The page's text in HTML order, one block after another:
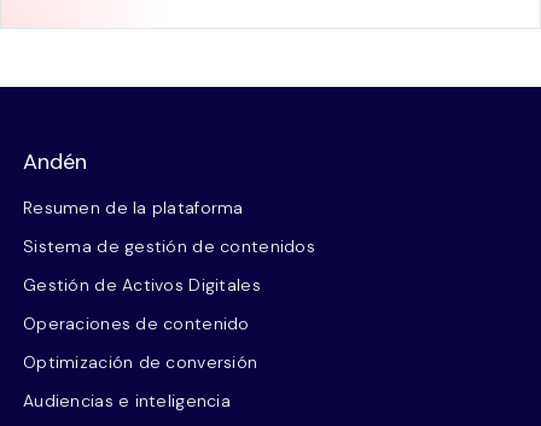
Andén
Resumen de la plataforma
Sistema de gestión de contenidos
Gestión de Activos Digitales
Operaciones de contenido
Optimización de conversión
Audiencias e inteligencia